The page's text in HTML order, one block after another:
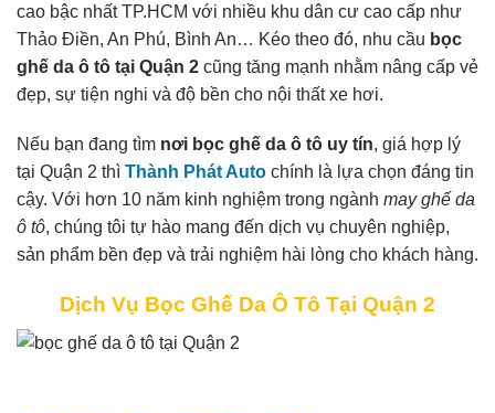
cao bậc nhất TP.HCM với nhiều khu dân cư cao cấp như
Thảo Điền, An Phú, Bình An… Kéo theo đó, nhu cầu bọc
ghế da ô tô tại Quận 2 cũng tăng mạnh nhằm nâng cấp vẻ
đẹp, sự tiện nghi và độ bền cho nội thất xe hơi.
Nếu bạn đang tìm nơi bọc ghế da ô tô uy tín, giá hợp lý
tại Quận 2 thì Thành Phát Auto chính là lựa chọn đáng tin
cậy. Với hơn 10 năm kinh nghiệm trong ngành may ghế da
ô tô, chúng tôi tự hào mang đến dịch vụ chuyên nghiệp,
sản phẩm bền đẹp và trải nghiệm hài lòng cho khách hàng.
Dịch Vụ Bọc Ghế Da Ô Tô Tại Quận 2